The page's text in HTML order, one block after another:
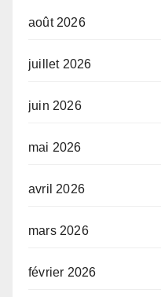
août 2026
juillet 2026
juin 2026
mai 2026
avril 2026
mars 2026
février 2026